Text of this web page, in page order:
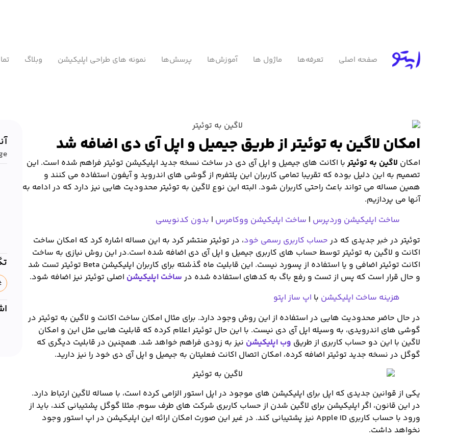
صفحه اصلی تعرفه‌ها ماژول ها آموزش‌ها پرسش‌ها نمونه های طراحی اپلیکیشن وبلاگ
امکان لاگین به توئیتر از طریق جیمیل و اپل آی دی اضافه شد
امکان لاگین به توئیتربا اکانت های جیمیل و اپل آی دی در ساخت نسخه جدید اپلیکیشن توئیتر فراهم شده است. این
تصمیم به این دلیل بوده که تقریبا تمامی کاربران این پلتفرم از گوشی های اندروید و آیفون استفاده می کنند و
همین مساله می تواند باعث راحتی کاربران شود. البته این نوع لاگین به توئیتر محدودیت هایی نیز دارد که در ادامه به
آنها می پردازیم.
ساخت اپلیکیشن وردپرس | ساخت اپلیکیشن ووکامرس | بدون کدنویسی
توئیتر در خبر جدیدی که در حساب کاربری رسمی خود، در توئیتر منتشر کرد به این مساله اشاره کرد که امکان ساخت
اکانت و لاگین به توئیتر توسط حساب های کاربری جیمیل و اپل آی دی اضافه شده است.در این روش نیازی به ساخت
اکانت توئیتر اضافی و یا استفاده از پسورد نیست. این قابلیت ماه گذشته برای کاربران اپلیکیشن Beta توئیتر تست شد
و حال قرار است که پس از تست و رفع باگ به کدهای استفاده شده در ساخت اپلیکیشن اصلی توئیتر نیز اضافه شود.
هزینه ساخت اپلیکیشن با اپ ساز اپتو
در حال حاضر محدودیت هایی در استفاده از این روش وجود دارد. برای مثال امکان ساخت اکانت و لاگین به توئیتر در
گوشی های اندرویدی، به وسیله اپل آی دی نیست. با این حال توئیتر اعلام کرده که قابلیت هایی مثل این و امکان
لاگین با این دو حساب کاربری از طریق وب اپلیکیشن نیز به زودی فراهم خواهد شد. همچنین در قابلیت دیگری که
گوگل در نسخه جدید توئیتر اضافه کرده، امکان اتصال اکانت فعلیتان به جیمیل و اپل آی دی خود را نیز دارید.
یکی از قوانین جدیدی که اپل برای اپلیکیشن های موجود در اپل استور الزامی کرده است، با مساله لاگین ارتباط دارد.
در این قانون، اگر اپلیکیشن برای لاگین شدن از حساب کاربری شرکت های طرف سوم، مثلا گوگل پشتیبانی کند، باید از
ورود با حساب کاربری Apple ID نیز پشتیبانی کند. در غیر این صورت امکان ارائه این اپلیکیشن در اپ استور وجود
نخواهد داشت.